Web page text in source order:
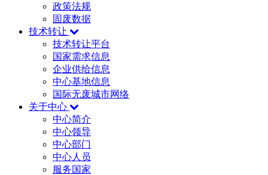
政策法规
固废数据
技术转让
技术转让平台
国家需求信息
企业供给信息
中心基地信息
国际无废城市网络
关于中心
中心简介
中心领导
中心部门
中心人员
服务国家